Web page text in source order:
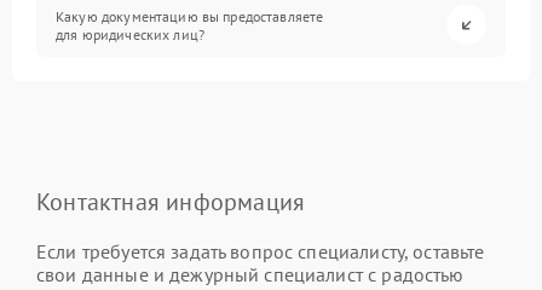
Какую документацию вы предоставляете
для юридических лиц?
Контактная информация
Если требуется задать вопрос специалисту, оставьте
свои данные и дежурный специалист с радостью